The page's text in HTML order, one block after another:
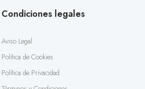
Condiciones legales
Aviso Legal
Política de Cookies
Política de Privacidad